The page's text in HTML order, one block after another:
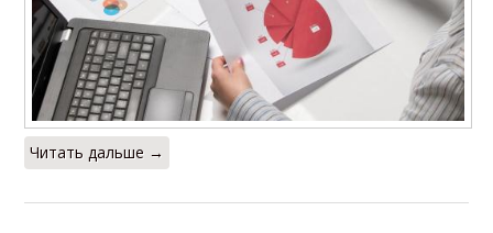
Оригинальные смс Прикольный смс
Идеи для смс
смс
Читать дальше →